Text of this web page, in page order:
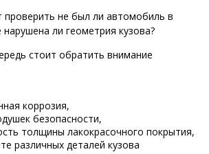
проверить не был ли автомобиль в
ли геометрия кузова?
стоит обратить внимание
коррозия,
безопасности,
толщины лакокрасочного покрытия,
различных деталей кузова